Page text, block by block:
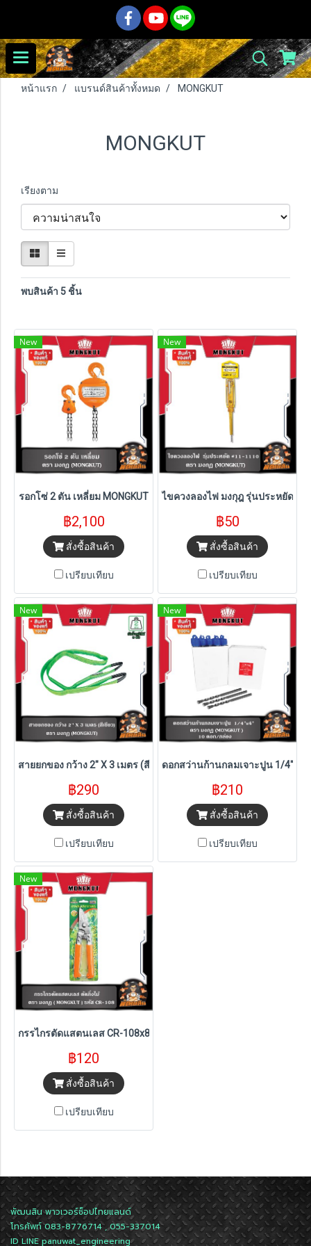
หน้าแรก แบรนด์สินค้าทั้งหมด MONGKUT
MONGKUT
เรียงตาม
พบสินค้า 5 ชิ้น
New
รอกโซ่ 2 ตัน เหลี่ยม MONGKUT
฿2,100
สั่งซื้อสินค้า
เปรียบเทียบ
New
ไขควงลองไฟ มงกุฎ รุ่นประหยัด
฿50
สั่งซื้อสินค้า
เปรียบเทียบ
New
สายยกของ กว้าง 2" X 3 เมตร (สีเขียว)
฿290
สั่งซื้อสินค้า
เปรียบเทียบ
New
ดอกสว่านก้านกลมเจาะปูน 1/4"x4"
฿210
สั่งซื้อสินค้า
เปรียบเทียบ
New
กรรไกรตัดแสตนเลส CR-108x8" MONGKUT
฿120
สั่งซื้อสินค้า
เปรียบเทียบ
พัฒนสิน พาวเวอร์ช็อปไทยแลนด์
โทรศัพท์ 083-8776714 , 055-337014
ID LINEpanuwat_engineering